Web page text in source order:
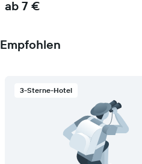
ab 7 €
Empfohlen
3-Sterne-Hotel